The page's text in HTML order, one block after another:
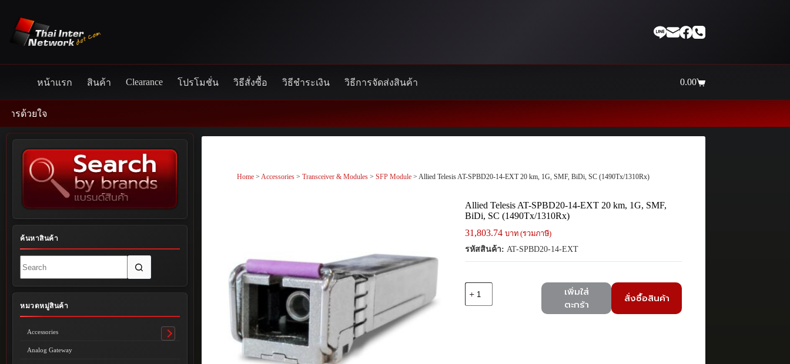
content
หน้าแรก สินค้า Clearance โปรโมชั่น วิธีสั่งซื้อ วิธีชำระเงิน วิธีการจัดส่งสินค้า
Shopping
0.00
Home >Accessories >Transceiver & Modules >SFP Module > Allied Telesis AT-SPBD20-14-EXT 20 km, 1G, SMF, BiDi, SC (1490Tx/1310Rx)
Allied Telesis AT-SPBD20-14-EXT 20 km, 1G, SMF,
BiDi, SC (1490Tx/1310Rx)
31,803.74 บาท (รวมภาษี)
รหัสสินค้า: AT-SPBD20-14-EXT
เพิ่มใส่
ตะกร้า
สั่งซื้อสินค้า
ค้นหาสินค้า
results
หมวดหมู่สินค้า
Accessories
Toggle
Analog Gateway